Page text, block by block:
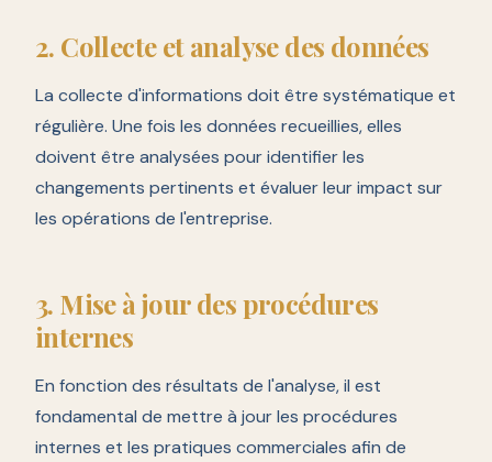
2. Collecte et analyse des données
La collecte d'informations doit être systématique et
régulière. Une fois les données recueillies, elles
doivent être analysées pour identifier les
changements pertinents et évaluer leur impact sur
les opérations de l'entreprise.
3. Mise à jour des procédures
internes
En fonction des résultats de l'analyse, il est
fondamental de mettre à jour les procédures
internes et les pratiques commerciales afin de